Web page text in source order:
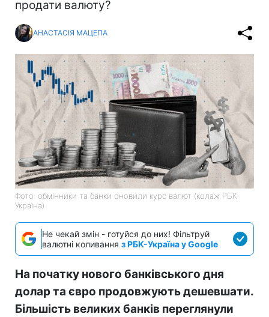
продати валюту?
АНАСТАСІЯ МАЦЕПА
Фото: обмінники та банки оновили курс валют (колаж РБК-
Україна)
Не чекай змін - готуйся до них! Фільтруй
валютні коливання з РБК-Україна у Google
На початку нового банківського дня
долар та євро продовжують дешевшати.
Більшість великих банків переглянули